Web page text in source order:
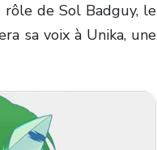
rôle de Sol Badguy, le
sa voix à Unika, une